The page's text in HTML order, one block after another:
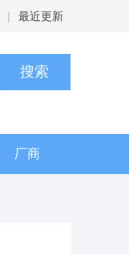
| 最近更新
厂商